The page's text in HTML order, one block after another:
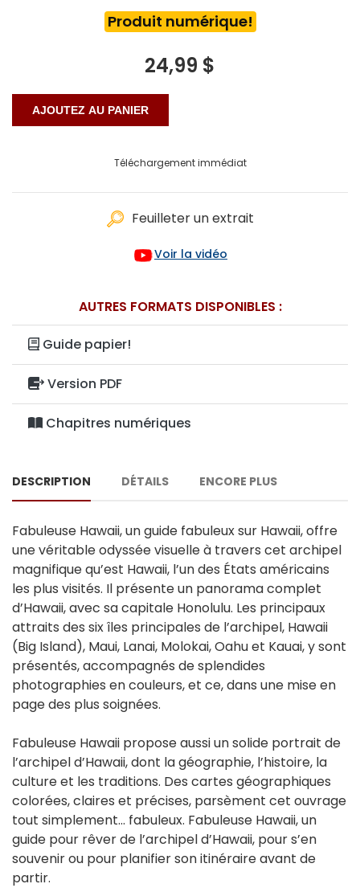
Produit numérique!
24,99 $
Téléchargement immédiat
Feuilleter un extrait
Voir la vidéo
AUTRES FORMATS DISPONIBLES :
Guide papier!
Version PDF
Chapitres numériques
DESCRIPTION DÉTAILS ENCORE PLUS
Fabuleuse Hawaii, un guide fabuleux sur Hawaii, offre
une véritable odyssée visuelle à travers cet archipel
magnifique qu’est Hawaii, l’un des États américains
les plus visités. Il présente un panorama complet
d’Hawaii, avec sa capitale Honolulu. Les principaux
attraits des six îles principales de l’archipel, Hawaii
(Big Island), Maui, Lanai, Molokai, Oahu et Kauai, y sont
présentés, accompagnés de splendides
photographies en couleurs, et ce, dans une mise en
page des plus soignées.
Fabuleuse Hawaii propose aussi un solide portrait de
l’archipel d’Hawaii, dont la géographie, l’histoire, la
culture et les traditions. Des cartes géographiques
colorées, claires et précises, parsèment cet ouvrage
tout simplement... fabuleux. Fabuleuse Hawaii, un
guide pour rêver de l’archipel d’Hawaii, pour s’en
souvenir ou pour planifier son itinéraire avant de
partir.